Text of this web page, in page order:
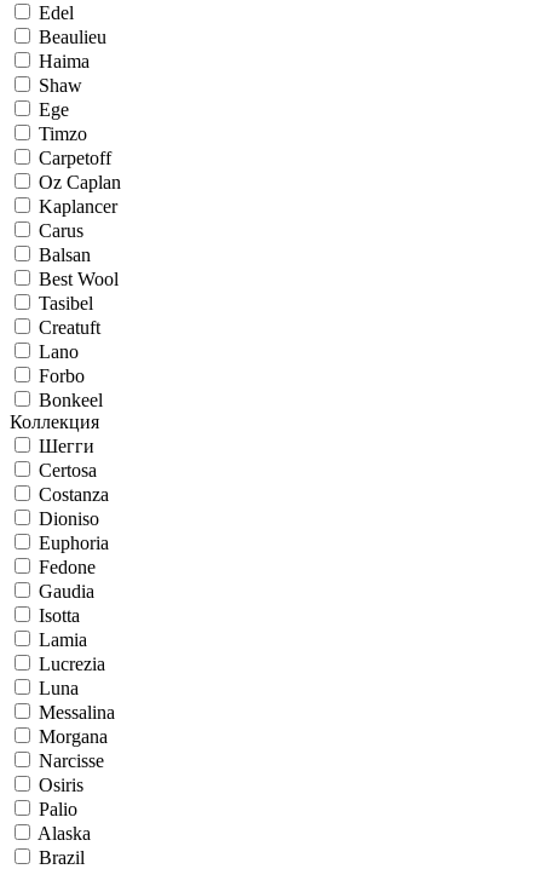
Edel
Beaulieu
Haima
Shaw
Ege
Timzo
Carpetoff
Oz Caplan
Kaplancer
Carus
Balsan
Best Wool
Tasibel
Creatuft
Lano
Forbo
Bonkeel
Коллекция
Шегги
Certosa
Costanza
Dioniso
Euphoria
Fedone
Gaudia
Isotta
Lamia
Lucrezia
Luna
Messalina
Morgana
Narcisse
Osiris
Palio
Alaska
Brazil